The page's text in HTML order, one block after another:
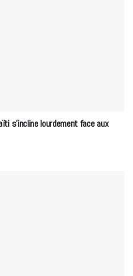
s’incline lourdement face aux